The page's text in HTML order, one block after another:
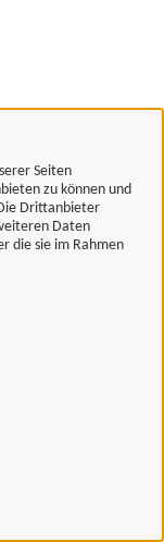
Seiten
zu können und
Drittanbieter
Daten
die sie im Rahmen